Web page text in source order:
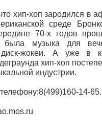
хип-хоп зародился в
среде
70-х годов
музыка для
диск-жокеи. А уже в
хип-хоп
индустрии.
14-65.